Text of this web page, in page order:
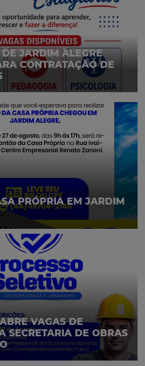
DE JARDIM ALEGRE
CONTRATAÇÃO DE
PRÓPRIA EM JARDIM
VAGAS DE
SECRETARIA DE OBRAS